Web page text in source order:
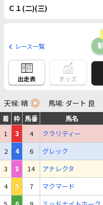
Ｃ１(二)(三)
レース一覧
出走表 オッズ
天候: 晴 馬場: ダート 良
着 枠 馬番 馬名
1
3 4 クラリティー
2
4 6 グレック
3
8 14 アナレクタ
4
5 7 マクマード